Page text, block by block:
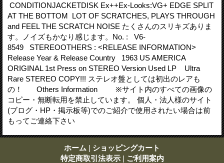
CONDITIONJACKETDISK Ex++Ex-Looks:VG+ EDGE SPLIT
AT THE BOTTOM LOT OF SCRATCHES, PLAYS THROUGH
and FEEL THE SCRATCH NOISE たくさんのスリキズありま
す。ノイズもかなり感じます。No. : V6-
8549 STEREOOTHERS : <RELEASE INFORMATION>
Release Year & Release Country 1963 US AMERICA
ORIGINAL 1st Press on STEREO Version Used LP Ultra
Rare STEREO COPY!!! ステレオ盤としては初出のレアも
の！ Others Information ※サイト内のすべての画像の
コピー・無断転用を禁止しています。 個人・法人様のサイト
(ブログ・HP・掲示板等)でのご紹介で使用されたい場合は前
もってご連絡下さい
ホーム | ショッピングカート
特定商取引法表示 | ご利用案内